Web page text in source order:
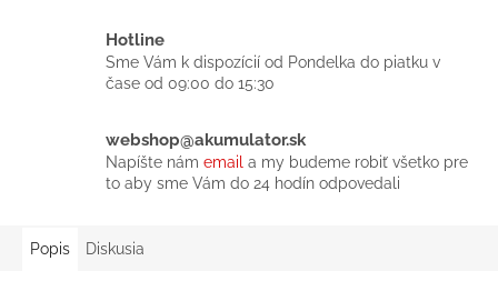
Hotline
Sme Vám k dispozícií od Pondelka do piatku v
čase od 09:00 do 15:30
webshop@akumulator.sk
Napíšte nám email a my budeme robiť všetko pre
to aby sme Vám do 24 hodín odpovedali
Popis Diskusia